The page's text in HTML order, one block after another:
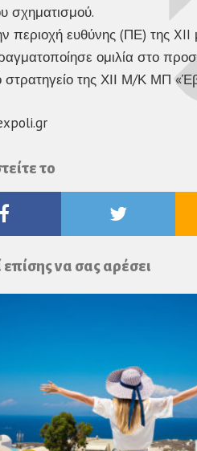
σχηματισμού.
περιοχή ευθύνης (ΠΕ) της
ομιλία στο
στρατηγείο της ΧΙΙ Μ/Κ ΜΠ
το
Twitter
να σας αρέσει